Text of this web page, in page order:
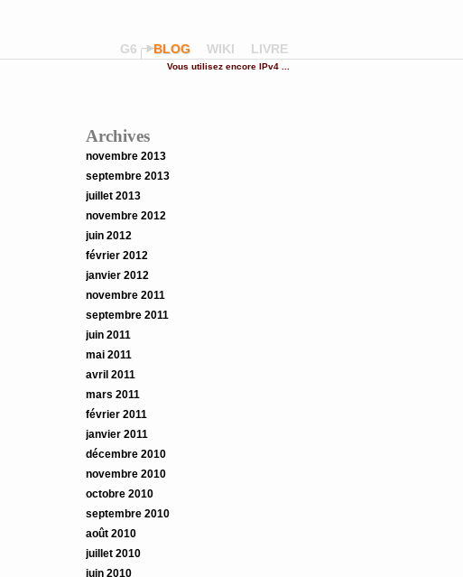
G6 BLOG WIKI LIVRE
Vous utilisez encore IPv4 ...
Archives
novembre 2013
septembre 2013
juillet 2013
novembre 2012
juin 2012
février 2012
janvier 2012
novembre 2011
septembre 2011
juin 2011
mai 2011
avril 2011
mars 2011
février 2011
janvier 2011
décembre 2010
novembre 2010
octobre 2010
septembre 2010
août 2010
juillet 2010
juin 2010